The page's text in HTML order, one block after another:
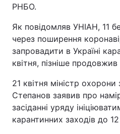
РНБО.
Як повідомляв УНІАН, 11
через поширення
запровадити в Україні
квітня, пізніше
21 квітня міністр
Степанов заявив про
засіданні уряду
карантинних заходів до